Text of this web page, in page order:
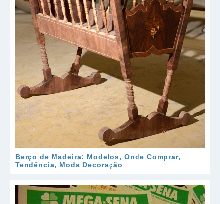
Berço de Madeira: Modelos, Onde Comprar,
Tendência, Moda Decoração